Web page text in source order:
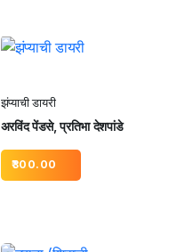
झंप्याची डायरी
अरविंद पेंडसे, प्रतिभा देशपांडे
300.00